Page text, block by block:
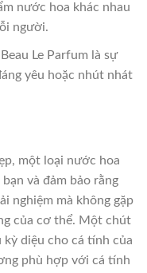
nước hoa khác nhau
người.
Le Parfum là sự
yêu hoặc nhút nhát
một loại nước hoa
và đảm bảo rằng
nghiệm mà không gặp
của cơ thể. Một chút
diệu cho cá tính của
phù hợp với cá tính